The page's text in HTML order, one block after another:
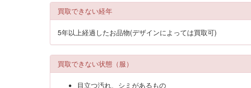
買取できない経年
5年以上経過したお品物(デザインによっては買取可)
買取できない状態（服）
目立つ汚れ、シミがあるもの